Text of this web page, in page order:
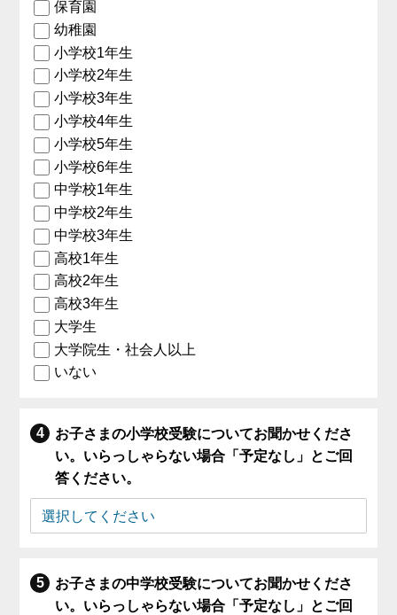
保育園
幼稚園
小学校1年生
小学校2年生
小学校3年生
小学校4年生
小学校5年生
小学校6年生
中学校1年生
中学校2年生
中学校3年生
高校1年生
高校2年生
高校3年生
大学生
大学院生・社会人以上
いない
お子さまの小学校受験についてお聞かせくださ
い。いらっしゃらない場合「予定なし」とご回
答ください。
お子さまの中学校受験についてお聞かせくださ
い。いらっしゃらない場合「予定なし」とご回